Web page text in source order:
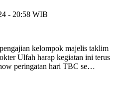
- 20:58 WIB
kelompok majelis taklim
Ulfah harap kegiatan ini terus
peringatan hari TBC se…